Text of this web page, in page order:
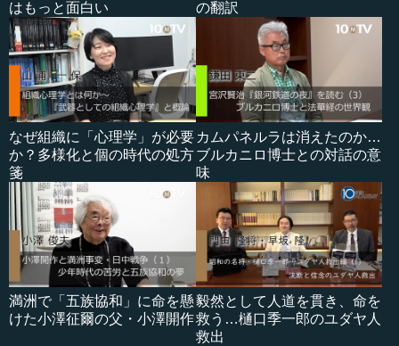
はもっと面白い
の翻訳
なぜ組織に「心理学」が必要
か？多様化と個の時代の処方
箋
カムパネルラは消えたのか…
ブルカニロ博士との対話の意
味
満洲で「五族協和」に命を懸
けた小澤征爾の父・小澤開作
毅然として人道を貫き、命を
救う…樋口季一郎のユダヤ人
救出